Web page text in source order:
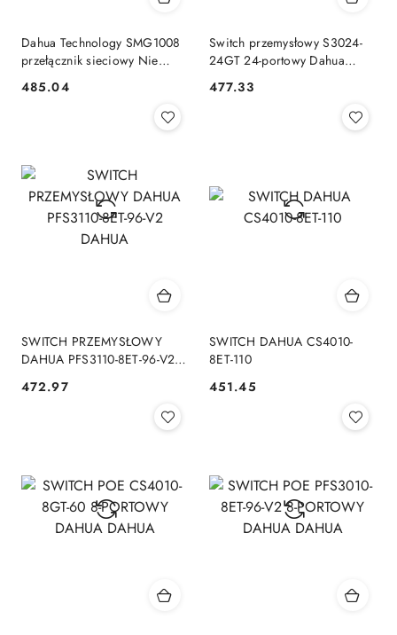
Dahua Technology SMG1008
przełącznik sieciowy Nie
(100/1000/2500) Czarny
Cena:
485.04
Switch przemysłowy S3024-
24GT 24-portowy Dahua
Cena:
477.33
SWITCH PRZEMYSŁOWY
DAHUA PFS3110-8ET-96-V2
Cena:
472.97
SWITCH DAHUA CS4010-
8ET-110
Cena:
451.45